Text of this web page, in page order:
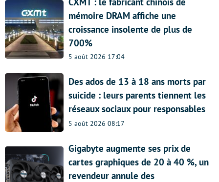
mémoire DRAM affiche une
croissance insolente de plus de
700%
5 août 2026 17:04
Des ados de 13 à 18 ans morts par
suicide : leurs parents tiennent les
réseaux sociaux pour responsables
5 août 2026 08:17
Gigabyte augmente ses prix de
cartes graphiques de 20 à 40 %, un
revendeur annule des